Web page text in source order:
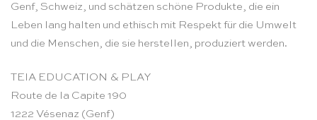
Genf, Schweiz, und schätzen schöne Produkte, die ein
Leben lang halten und ethisch mit Respekt für die Umwelt
und die Menschen, die sie herstellen, produziert werden.
TEIA EDUCATION & PLAY
Route de la Capite 190
1222 Vésenaz (Genf)